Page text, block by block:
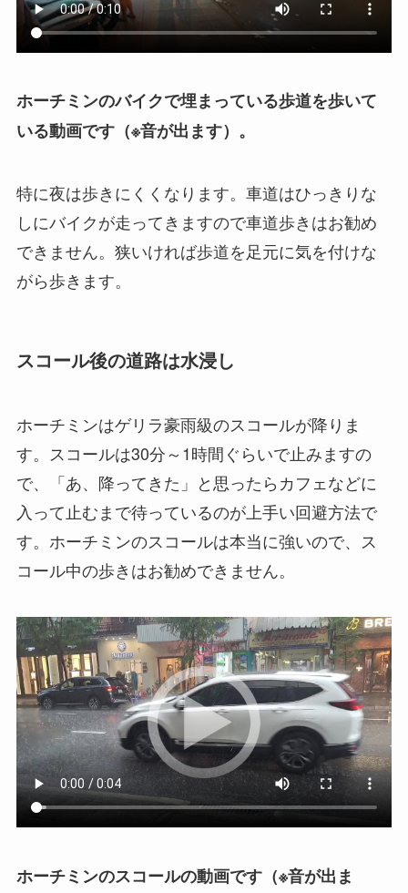
ホーチミンのバイクで埋まっている歩道を歩いて
いる動画です（※音が出ます）。
特に夜は歩きにくくなります。車道はひっきりな
しにバイクが走ってきますので車道歩きはお勧め
できません。狭いければ歩道を足元に気を付けな
がら歩きます。
スコール後の道路は水浸し
ホーチミンはゲリラ豪雨級のスコールが降りま
す。スコールは30分～1時間ぐらいで止みますの
で、「あ、降ってきた」と思ったらカフェなどに
入って止むまで待っているのが上手い回避方法で
す。ホーチミンのスコールは本当に強いので、ス
コール中の歩きはお勧めできません。
ホーチミンのスコールの動画です（※音が出ま